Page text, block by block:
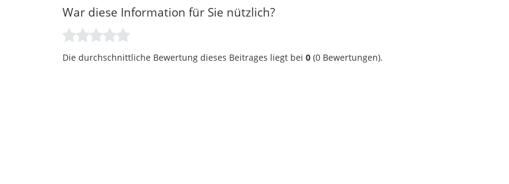
War diese Information für Sie nützlich?
Die durchschnittliche Bewertung dieses Beitrages liegt bei 0 (0 Bewertungen).